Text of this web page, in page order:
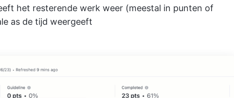
het resterende werk weer (meestal in punten of
as de tijd weergeeft